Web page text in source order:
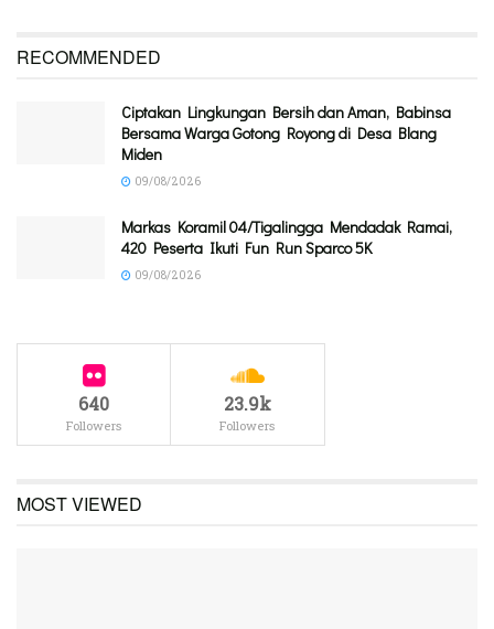
RECOMMENDED
Ciptakan Lingkungan Bersih dan Aman, Babinsa
Bersama Warga Gotong Royong di Desa Blang
Miden
09/08/2026
Markas Koramil 04/Tigalingga Mendadak Ramai,
420 Peserta Ikuti Fun Run Sparco 5K
09/08/2026
640
Followers
23.9k
Followers
MOST VIEWED